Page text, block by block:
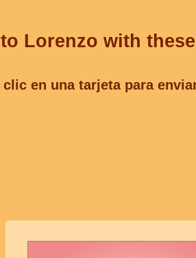
Lorenzo with
clic en una tarjeta para